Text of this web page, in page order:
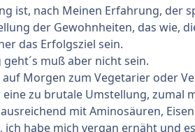
ist, nach Meinen Erfahrung, der
der Gewohnheiten, das wie,
das Erfolgsziel sein.
muß aber nicht sein.
auf Morgen zum Vegetarier oder
zu brutale Umstellung, zumal
mit Aminosäuren,
ich habe mich vergan ernäht und